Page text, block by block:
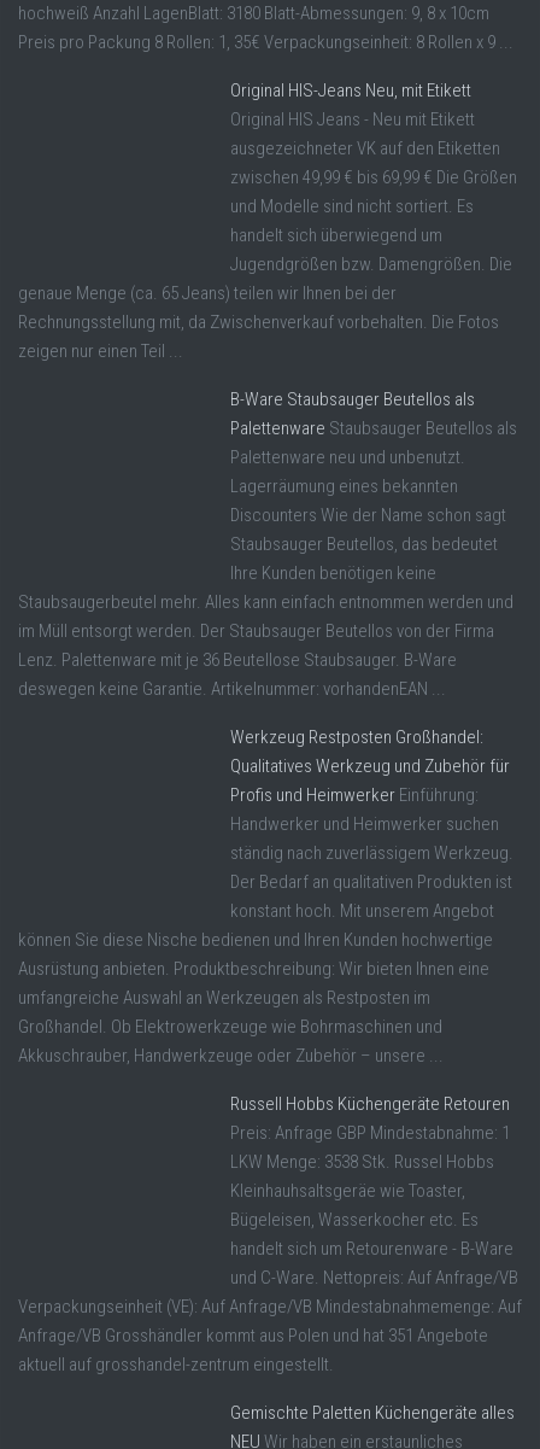
hochweiß Anzahl LagenBlatt: 3180 Blatt-Abmessungen: 9, 8 x 10cm
Preis pro Packung 8 Rollen: 1, 35€ Verpackungseinheit: 8 Rollen x 9 ...
Original HIS-Jeans Neu, mit Etikett
Original HIS Jeans - Neu mit Etikett
ausgezeichneter VK auf den Etiketten
zwischen 49,99 € bis 69,99 € Die Größen
und Modelle sind nicht sortiert. Es
handelt sich überwiegend um
Jugendgrößen bzw. Damengrößen. Die
genaue Menge (ca. 65 Jeans) teilen wir Ihnen bei der
Rechnungsstellung mit, da Zwischenverkauf vorbehalten. Die Fotos
zeigen nur einen Teil ...
B-Ware Staubsauger Beutellos als
Palettenware Staubsauger Beutellos als
Palettenware neu und unbenutzt.
Lagerräumung eines bekannten
Discounters Wie der Name schon sagt
Staubsauger Beutellos, das bedeutet
Ihre Kunden benötigen keine
Staubsaugerbeutel mehr. Alles kann einfach entnommen werden und
im Müll entsorgt werden. Der Staubsauger Beutellos von der Firma
Lenz. Palettenware mit je 36 Beutellose Staubsauger. B-Ware
deswegen keine Garantie. Artikelnummer: vorhandenEAN ...
Werkzeug Restposten Großhandel:
Qualitatives Werkzeug und Zubehör für
Profis und Heimwerker Einführung:
Handwerker und Heimwerker suchen
ständig nach zuverlässigem Werkzeug.
Der Bedarf an qualitativen Produkten ist
konstant hoch. Mit unserem Angebot
können Sie diese Nische bedienen und Ihren Kunden hochwertige
Ausrüstung anbieten. Produktbeschreibung: Wir bieten Ihnen eine
umfangreiche Auswahl an Werkzeugen als Restposten im
Großhandel. Ob Elektrowerkzeuge wie Bohrmaschinen und
Akkuschrauber, Handwerkzeuge oder Zubehör – unsere ...
Russell Hobbs Küchengeräte Retouren
Preis: Anfrage GBP Mindestabnahme: 1
LKW Menge: 3538 Stk. Russel Hobbs
Kleinhauhsaltsgeräe wie Toaster,
Bügeleisen, Wasserkocher etc. Es
handelt sich um Retourenware - B-Ware
und C-Ware. Nettopreis: Auf Anfrage/VB
Verpackungseinheit (VE): Auf Anfrage/VB Mindestabnahmemenge: Auf
Anfrage/VB Grosshändler kommt aus Polen und hat 351 Angebote
aktuell auf grosshandel-zentrum eingestellt.
Gemischte Paletten Küchengeräte alles
NEU Wir haben ein erstaunliches